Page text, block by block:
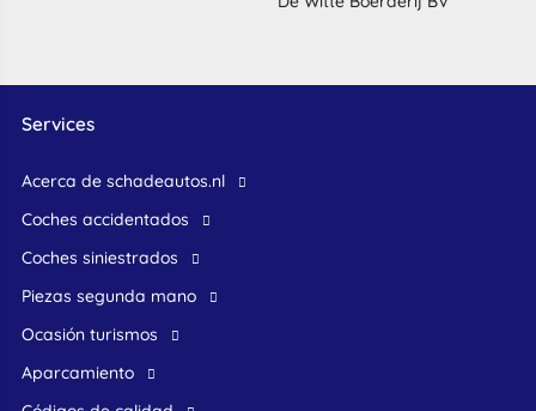
Services
Acerca de schadeautos.nl
Coches accidentados
Coches siniestrados
Piezas segunda mano
ocasión turismos
Aparcamiento